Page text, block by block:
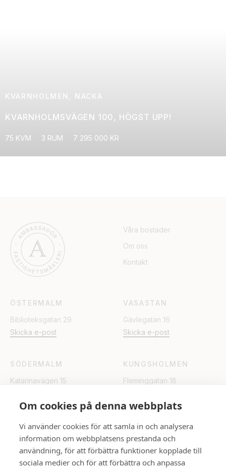
Om cookies på denna webbplats
Vi använder cookies för att samla in och analysera
information om webbplatsens prestanda och
användning, för att förbättra funktioner kopplade till
sociala medier och för att förbättra och anpassa
KVARNHOLMEN, NACKA
KVARNHOLMSVÄGEN 100, HÖGST UPP!
75 KVM 3 RUM 7 295 000 KR
Våra bostäder
Om oss
Kontakt
ÖSTERMALM
Biblioteksgatan 29
Skicka e-post
VASASTAN
Gävlegatan 16
Skicka e-post
SÖDERMALM
Katarinavägen 15
KUNGSHOLMEN
Fleminggatan 18
UPPSALA
Rådhuset
Skicka e-post